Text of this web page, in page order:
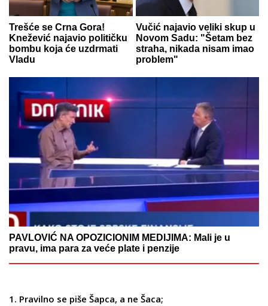
Trešće se Crna Gora!
Knežević najavio političku
bombu koja će uzdrmati
Vladu
Vučić najavio veliki skup u
Novom Sadu: "Šetam bez
straha, nikada nisam imao
problem"
PAVLOVIĆ NA OPOZICIONIM MEDIJIMA: Mali je u
pravu, ima para za veće plate i penzije
1. Pravilno se piše Šapca, a ne Šaca;